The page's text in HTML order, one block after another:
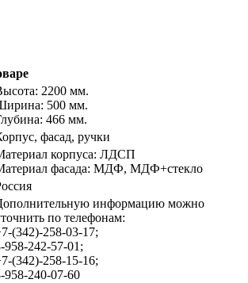
2200 мм.
500 мм.
466 мм.
фасад, ручки
корпуса: ЛДСП
фасада: МДФ, МДФ+стекло
информацию можно
по телефонам:
(342)-258-03-17;
958-242-57-01;
(342)-258-15-16;
958-240-07-60